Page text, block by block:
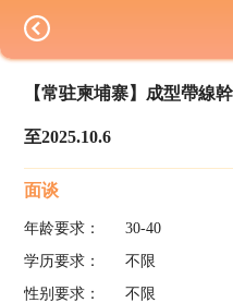
【常驻柬埔寨】成型帶線
至2025.10.6
面谈
年龄要求：
30-40
学历要求：
不限
性别要求：
不限